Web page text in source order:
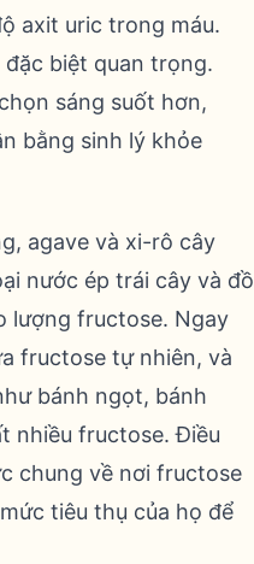
axit uric trong máu.
biệt quan trọng.
sáng suốt hơn,
bằng sinh lý khỏe
agave và xi-rô cây
nước ép trái cây và đồ
lượng fructose. Ngay
fructose tự nhiên, và
bánh ngọt, bánh
nhiều fructose. Điều
chung về nơi fructose
tiêu thụ của họ để